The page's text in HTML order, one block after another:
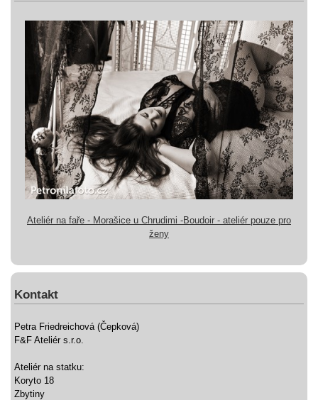
Ateliér na faře - Morašice u Chrudimi -Boudoir - ateliér pouze pro
ženy
Kontakt
Petra Friedreichová (Čepková)
F&F Ateliér s.r.o.
Ateliér na statku:
Koryto 18
Zbytiny